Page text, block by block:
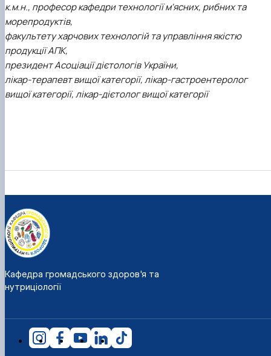
к.м.н., професор кафедри технології м'ясних, рибних та
морепродуктів,
факультету харчових технологій та управління якістю
продукції АПК,
президент Асоціації дієтологів України,
лікар-терапевт вищої категорії, лікар-гастроентеролог
вищої категорії, лікар-дієтолог вищої категорії
Кафедра громадського здоров'я та
нутриціології